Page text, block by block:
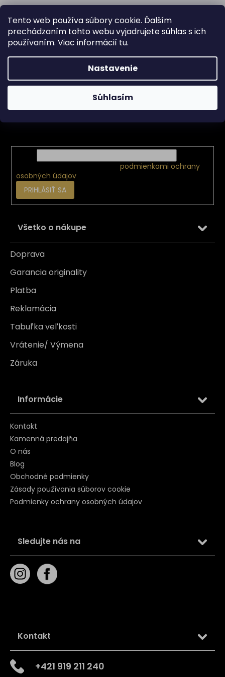
Tento web používa súbory cookie. Ďalším
prechádzaním tohto webu vyjadrujete súhlas s ich
používaním. Viac informácií tu.
Nastavenie
Súhlasím
e
Odoberať newsletter
Vložte svoj e-mail a my Vám budeme zasielať informácie
podmienkami ochrany
osobných údajov
PRIHLÁSIŤ SA
Všetko o nákupe
Doprava
Garancia originality
Platba
Reklamácia
Tabuľka veľkosti
Vrátenie/ Výmena
Záruka
Informácie
Kontakt
Kamenná predajňa
O nás
Blog
Obchodné podmienky
Zásady používania súborov cookie
Podmienky ochrany osobných údajov
Sledujte nás na
Kontakt
+421 919 211 240